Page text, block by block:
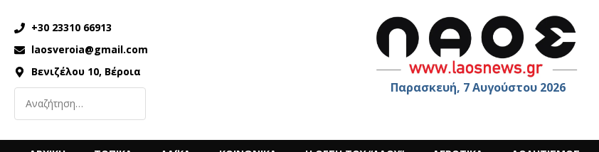
+30 23310 66913
laosveroia@gmail.com
Βενιζέλου 10, Βέροια
Παρασκευή, 7 Αυγούστου 2026